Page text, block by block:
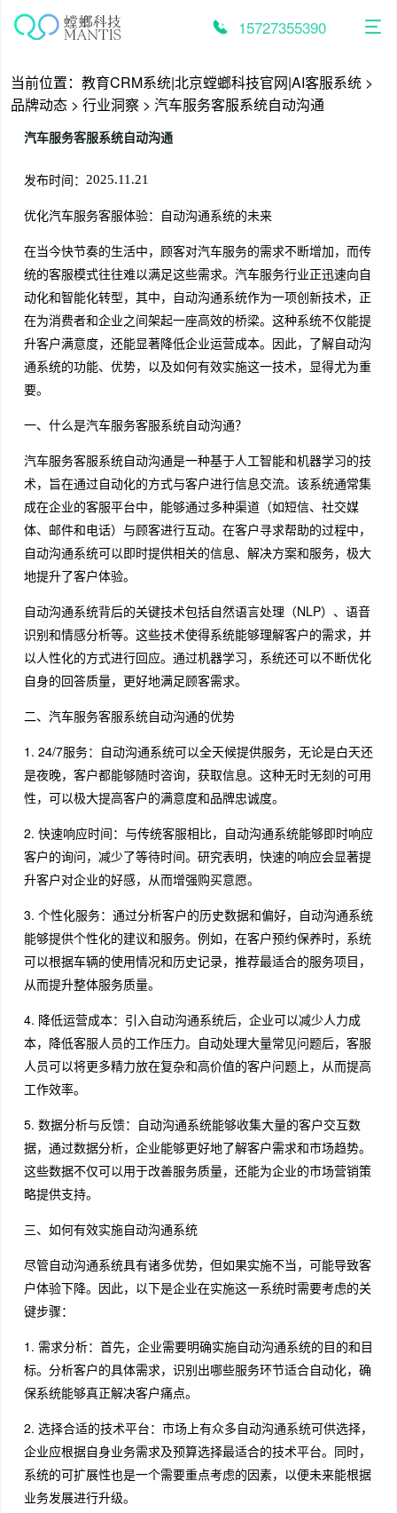
15727355390
当前位置： 教育CRM系统|北京螳螂科技官网|AI客服系统 >
品牌动态 > 行业洞察 > 汽车服务客服系统自动沟通
汽车服务客服系统自动沟通
发布时间： 2025.11.21
优化汽车服务客服体验：自动沟通系统的未来
在当今快节奏的生活中，顾客对汽车服务的需求不断增加，而传
统的客服模式往往难以满足这些需求。汽车服务行业正迅速向自
动化和智能化转型，其中，自动沟通系统作为一项创新技术，正
在为消费者和企业之间架起一座高效的桥梁。这种系统不仅能提
升客户满意度，还能显著降低企业运营成本。因此，了解自动沟
通系统的功能、优势，以及如何有效实施这一技术，显得尤为重
要。
一、什么是汽车服务客服系统自动沟通？
汽车服务客服系统自动沟通是一种基于人工智能和机器学习的技
术，旨在通过自动化的方式与客户进行信息交流。该系统通常集
成在企业的客服平台中，能够通过多种渠道（如短信、社交媒
体、邮件和电话）与顾客进行互动。在客户寻求帮助的过程中，
自动沟通系统可以即时提供相关的信息、解决方案和服务，极大
地提升了客户体验。
自动沟通系统背后的关键技术包括自然语言处理（NLP）、语音
识别和情感分析等。这些技术使得系统能够理解客户的需求，并
以人性化的方式进行回应。通过机器学习，系统还可以不断优化
自身的回答质量，更好地满足顾客需求。
二、汽车服务客服系统自动沟通的优势
1. 24/7服务：自动沟通系统可以全天候提供服务，无论是白天还
是夜晚，客户都能够随时咨询，获取信息。这种无时无刻的可用
性，可以极大提高客户的满意度和品牌忠诚度。
2. 快速响应时间：与传统客服相比，自动沟通系统能够即时响应
客户的询问，减少了等待时间。研究表明，快速的响应会显著提
升客户对企业的好感，从而增强购买意愿。
3. 个性化服务：通过分析客户的历史数据和偏好，自动沟通系统
能够提供个性化的建议和服务。例如，在客户预约保养时，系统
可以根据车辆的使用情况和历史记录，推荐最适合的服务项目，
从而提升整体服务质量。
4. 降低运营成本：引入自动沟通系统后，企业可以减少人力成
本，降低客服人员的工作压力。自动处理大量常见问题后，客服
人员可以将更多精力放在复杂和高价值的客户问题上，从而提高
工作效率。
5. 数据分析与反馈：自动沟通系统能够收集大量的客户交互数
据，通过数据分析，企业能够更好地了解客户需求和市场趋势。
这些数据不仅可以用于改善服务质量，还能为企业的市场营销策
略提供支持。
三、如何有效实施自动沟通系统
尽管自动沟通系统具有诸多优势，但如果实施不当，可能导致客
户体验下降。因此，以下是企业在实施这一系统时需要考虑的关
键步骤：
1. 需求分析：首先，企业需要明确实施自动沟通系统的目的和目
标。分析客户的具体需求，识别出哪些服务环节适合自动化，确
保系统能够真正解决客户痛点。
2. 选择合适的技术平台：市场上有众多自动沟通系统可供选择，
企业应根据自身业务需求及预算选择最适合的技术平台。同时，
系统的可扩展性也是一个需要重点考虑的因素，以便未来能根据
业务发展进行升级。